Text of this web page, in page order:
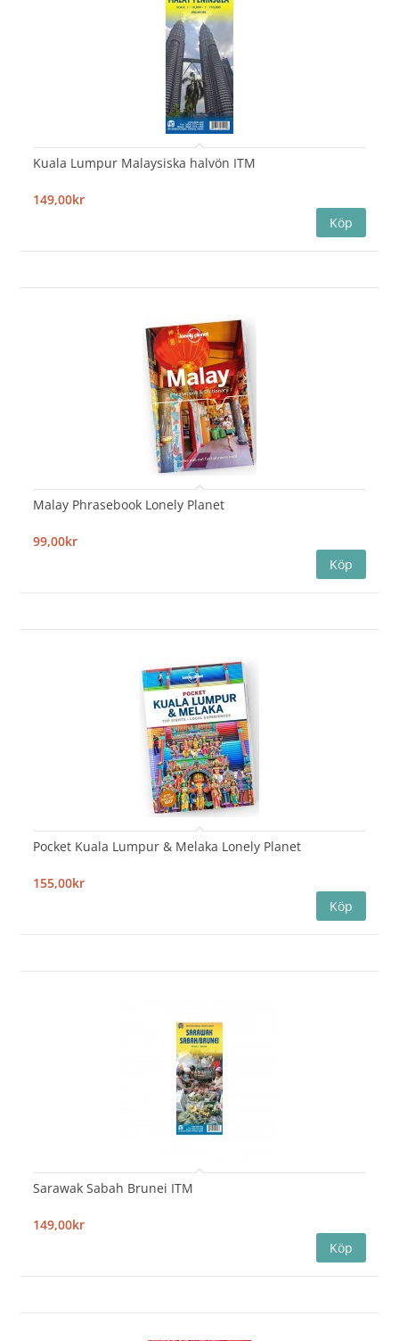
Kuala Lumpur Malaysiska halvön ITM
149,00kr
Malay Phrasebook Lonely Planet
99,00kr
Pocket Kuala Lumpur & Melaka Lonely Planet
155,00kr
Sarawak Sabah Brunei ITM
149,00kr